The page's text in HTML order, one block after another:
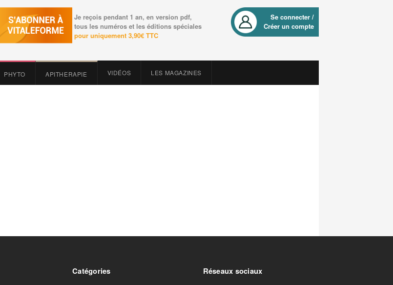
Je reçois pendant 1 an, en version pdf,
tous les numéros et les éditions spéciales
pour uniquement 3,90€ TTC
Se connecter /
Créer un compte
PHYTO APITHERAPIE VIDÉOS LES MAGAZINES
Catégories Réseaux sociaux